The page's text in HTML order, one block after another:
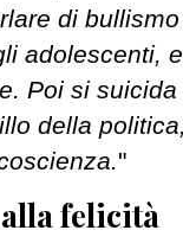
di
adolescenti,
Poi si
della
"
felicità